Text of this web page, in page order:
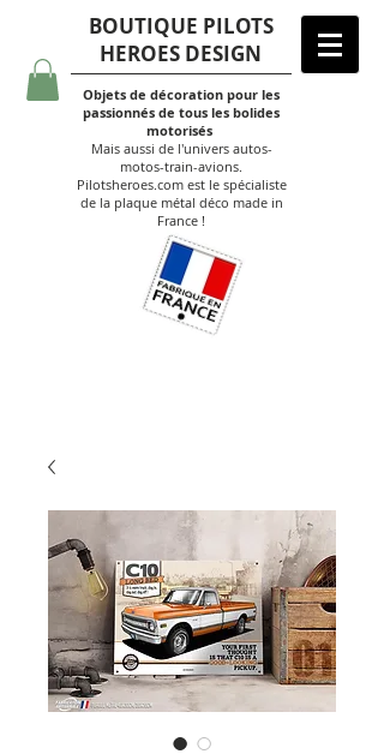
BOUTIQUE PILOTS
HEROES DESIGN
Objets de décoration pour les
passionnés de tous les bolides
motorisés
Mais aussi de l'univers autos-
motos-train-avions.
Pilotsheroes.com est le spécialiste
de la plaque métal déco made in
France !